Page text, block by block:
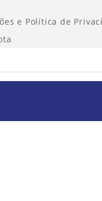
e Política de